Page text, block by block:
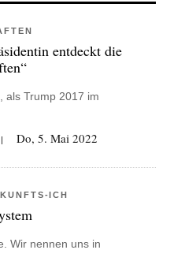
entdeckt die
als Trump 2017 im
| Do, 5. Mai 2022
ICH
Wir nennen uns in